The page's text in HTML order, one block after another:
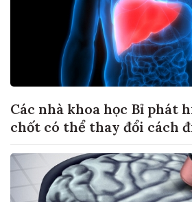
Các nhà khoa học Bỉ phát
chốt có thể thay đổi cách